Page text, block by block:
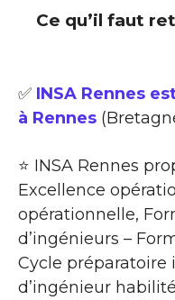
Ce qu’il faut
✅ INSA Rennes
à Rennes
⭐ INSA Rennes
Excellence
opérationnelle,
d’ingénieurs –
Cycle préparatoire
d’ingénieur